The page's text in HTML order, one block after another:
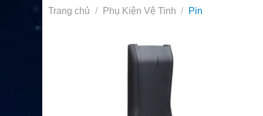
Trang chủ / Phụ Kiện Vệ Tinh / Pin